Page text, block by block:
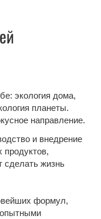
экология дома,
планеты.
направление.
и внедрение
сделать жизнь
формул,
опытными